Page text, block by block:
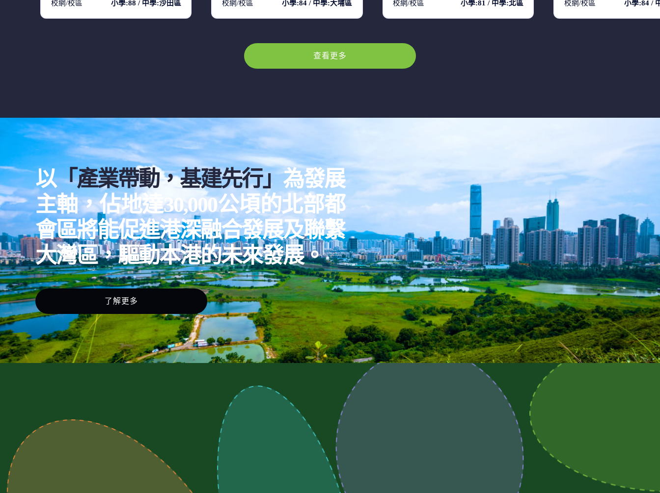
校網/校區
小學:88 / 中學:沙田區
校網/校區
小學:84 / 中學:大埔區
校網/校區
小學:81 / 中學:北區
校網/校區
小學:84 /
查看更多
以「產業帶動，基建先行」為發展
主軸，佔地達30,000公頃的北部都
會區將能促進港深融合發展及聯繫
大灣區，驅動本港的未來發展。
了解更多